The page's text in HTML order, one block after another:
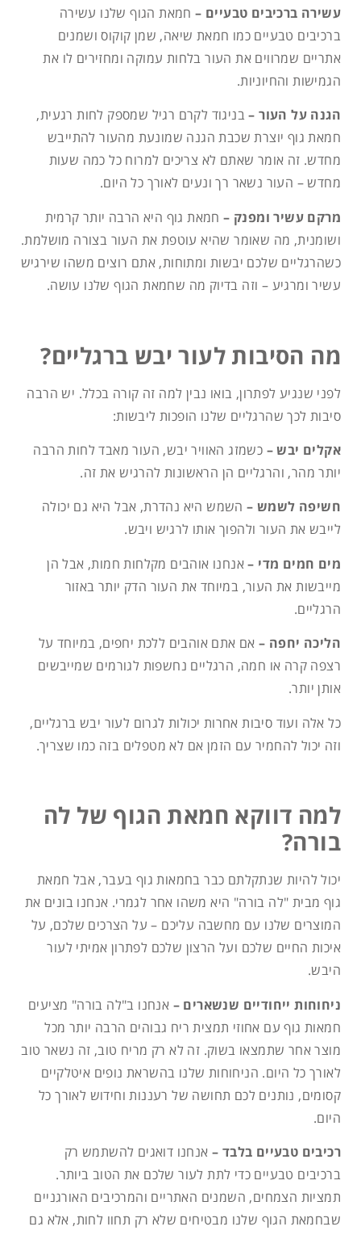
עשירה ברכיבים טבעיים – חמאת הגוף שלנו עשירה
ברכיבים טבעיים כמו חמאת שיאה, שמן קוקוס ושמנים
אתריים שמרווים את העור בלחות עמוקה ומחזירים לו את
הגמישות והחיוניות.
הגנה על העור –בניגוד לקרם רגיל שמספק לחות רגעית,
חמאת גוף יוצרת שכבת הגנה שמונעת מהעור להתייבש
מחדש. זה אומר שאתם לא צריכים למרוח כל כמה שעות
מחדש – העור נשאר רך ונעים לאורך כל היום.
מרקם עשיר ומפנק – חמאת גוף היא הרבה יותר קרמית
ושומנית, מה שאומר שהיא עוטפת את העור בצורה מושלמת.
כשהרגליים שלכם יבשות ומתוחות, אתם רוצים משהו שירגיש
עשיר ומרגיע – וזה בדיוק מה שחמאת הגוף שלנו עושה.
מה הסיבות לעור יבש ברגליים?
לפני שנגיע לפתרון, בואו נבין למה זה קורה בכלל. יש הרבה
סיבות לכך שהרגליים שלנו הופכות ליבשות:
אקלים יבש – כשמזג האוויר יבש, העור מאבד לחות הרבה
יותר מהר, והרגליים הן הראשונות להרגיש את זה.
חשיפה לשמש – השמש היא נהדרת, אבל היא גם יכולה
לייבש את העור ולהפוך אותו לרגיש ויבש.
מים חמים מדי –אנחנו אוהבים מקלחות חמות, אבל הן
מייבשות את העור, במיוחד את העור הדק יותר באזור
הרגליים.
הליכה יחפה –אם אתם אוהבים ללכת יחפים, במיוחד על
רצפה קרה או חמה, הרגליים נחשפות לגורמים שמייבשים
אותן יותר.
כל אלה ועוד סיבות אחרות יכולות לגרום לעור יבש ברגליים,
וזה יכול להחמיר עם הזמן אם לא מטפלים בזה כמו שצריך.
למה דווקא חמאת הגוף של לה
בורה?
יכול להיות שנתקלתם כבר בחמאות גוף בעבר, אבל חמאת
גוף מבית "לה בורה" היא משהו אחר לגמרי. אנחנו בונים את
המוצרים שלנו עם מחשבה עליכם – על הצרכים שלכם, על
איכות החיים שלכם ועל הרצון שלכם לפתרון אמיתי לעור
היבש.
ניחוחות ייחודיים שנשארים – אנחנו ב"לה בורה" מציעים
חמאות גוף עם אחוזי תמצית ריח גבוהים הרבה יותר מכל
מוצר אחר שתמצאו בשוק. זה לא רק מריח טוב, זה נשאר טוב
לאורך כל היום. הניחוחות שלנו בהשראת נופים איטלקיים
קסומים, נותנים לכם תחושה של רעננות וחידוש לאורך כל
היום.
רכיבים טבעיים בלבד – אנחנו דואגים להשתמש רק
ברכיבים טבעיים כדי לתת לעור שלכם את הטוב ביותר.
תמציות הצמחים, השמנים האתריים והמרכיבים האורגניים
שבחמאת הגוף שלנו מבטיחים שלא רק תחוו לחות, אלא גם